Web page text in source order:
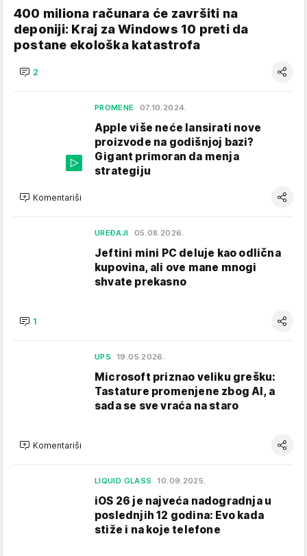
400 miliona računara će završiti na
deponiji: Kraj za Windows 10 preti da
postane ekološka katastrofa
2
PROMENE 07.10.2024.
Apple više neće lansirati nove
proizvode na godišnjoj bazi?
Gigant primoran da menja
strategiju
Komentariši
UREĐAJI 05.08.2026.
Jeftini mini PC deluje kao odlična
kupovina, ali ove mane mnogi
shvate prekasno
1
UPS 19.05.2026.
Microsoft priznao veliku grešku:
Tastature promenjene zbog AI, a
sada se sve vraća na staro
Komentariši
LIQUID GLASS 10.09.2025.
iOS 26 je najveća nadogradnja u
poslednjih 12 godina: Evo kada
stiže i na koje telefone